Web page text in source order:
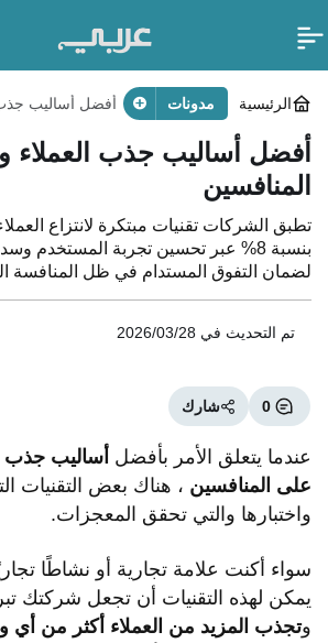
الرئيسية مدونات
أفضل أساليب جذب
أفضل أساليب جذب العملاء
المنافسين
تطبق الشركات تقنيات مبتكرة لانتزاع
بنسبة 8% عبر تحسين تجربة المستخدم
لضمان التفوق المستدام في ظل المنافسة
تم التحديث في 2026/03/28
0 شارك
عندما يتعلق الأمر بأفضل أساليب جذب
على المنافسين ، هناك بعض التقنيات
واختبارها والتي تحقق المعجزات.
سواء أكنت علامة تجارية أو نشاطًا
يمكن لهذه التقنيات أن تجعل شركتك
وتجذب المزيد من العملاء أكثر من